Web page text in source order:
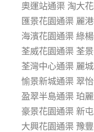
奧運站通渠 淘大
匯景花園通渠 麗
海濱花園通渠 綠
荃威花園通渠 荃
荃灣中心通渠 麗
愉景新城通渠 翠
盈翠半島通渠 珀
豪景花園通渠 新
大興花園通渠 豫